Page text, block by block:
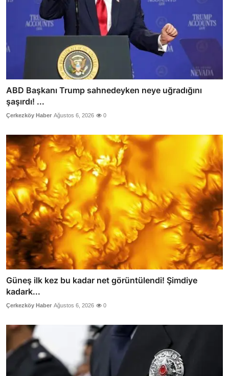
ABD Başkanı Trump sahnedeyken neye uğradığını
şaşırdı! ...
Çerkezköy Haber Ağustos 6, 2026 0
Güneş ilk kez bu kadar net görüntülendi! Şimdiye
kadark...
Çerkezköy Haber Ağustos 6, 2026 0